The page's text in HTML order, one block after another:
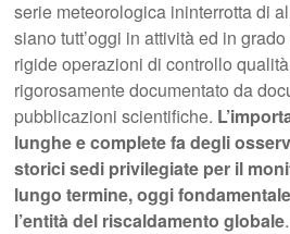
serie meteorologica ininterrotta di
siano tutt’oggi in attività ed in
rigide operazioni di controllo
rigorosamente documentato da
pubblicazioni scientifiche.
lunghe e complete fa degli
storici sedi privilegiate per il
lungo termine, oggi
l’entità del riscaldamento globale.